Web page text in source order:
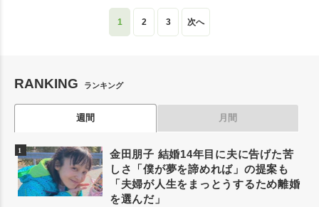
1 2 3 次へ
RANKING ランキング
週間 月間
金田朋子 結婚14年目に夫に告げた苦
しさ「僕が夢を諦めれば」の提案も
「夫婦が人生をまっとうするため離婚
を選んだ」